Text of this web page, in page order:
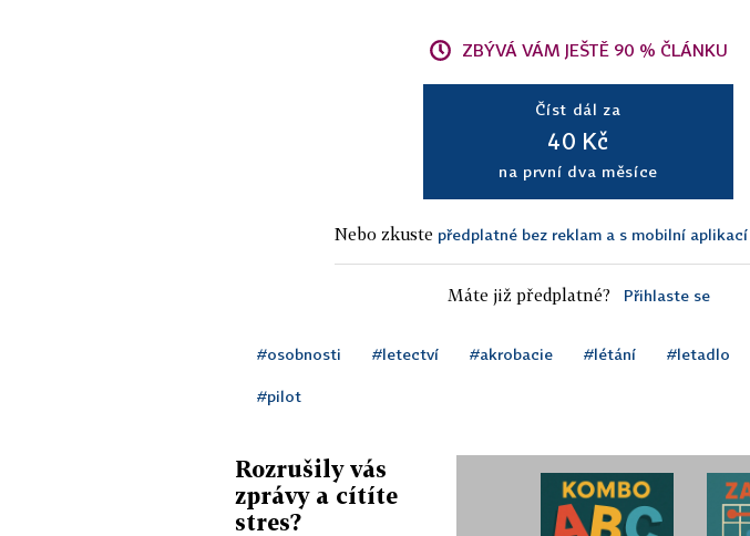
ZBÝVÁ VÁM JEŠTĚ 90 % ČLÁNKU
Číst dál za
40 Kč
na první dva měsíce
Nebo zkuste předplatné bez reklam a s mobilní aplikací
Máte již předplatné? Přihlaste se
#osobnosti #letectví #akrobacie #létání #letadlo
#pilot
Rozrušily vás
zprávy a cítíte
stres?